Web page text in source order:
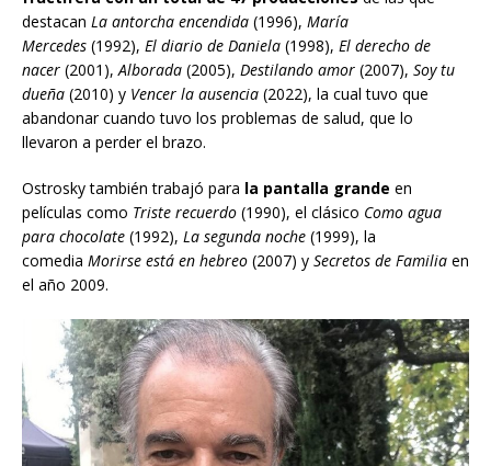
destacan La antorcha encendida (1996), María
Mercedes (1992), El diario de Daniela (1998), El derecho de
nacer (2001),Alborada (2005), Destilando amor (2007), Soy tu
dueña (2010) y Vencer la ausencia (2022), la cual tuvo que
abandonar cuando tuvo los problemas de salud, que lo
llevaron a perder el brazo.
Ostrosky también trabajó para la pantalla grande en
películas como Triste recuerdo (1990), el clásico Como agua
para chocolate (1992), La segunda noche (1999), la
comedia Morirse está en hebreo (2007) y Secretos de Familia en
el año 2009.